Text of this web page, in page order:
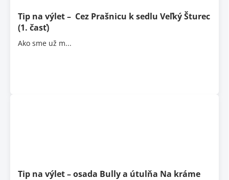
Tip na výlet – Cez Prašnicu k sedlu Veľký Šturec
(1. časť)
Ako sme už m...
Tip na výlet – osada Bully a útulňa Na kráme